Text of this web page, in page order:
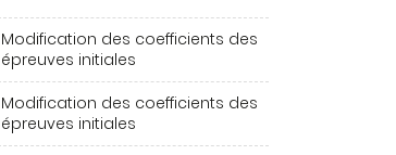
Modification des coefficients des
épreuves initiales
Modification des coefficients des
épreuves initiales